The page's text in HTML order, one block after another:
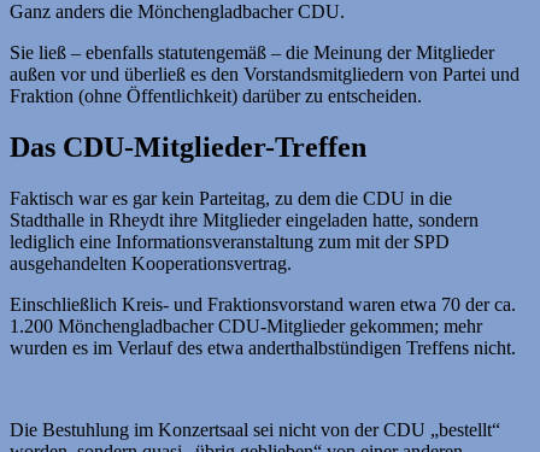
Ganz anders die Mönchengladbacher CDU.
Sie ließ – ebenfalls statutengemäß – die Meinung der Mitglieder
außen vor und überließ es den Vorstandsmitgliedern von Partei und
Fraktion (ohne Öffentlichkeit) darüber zu entscheiden.
Das CDU-Mitglieder-Treffen
Faktisch war es gar kein Parteitag, zu dem die CDU in die
Stadthalle in Rheydt ihre Mitglieder eingeladen hatte, sondern
lediglich eine Informationsveranstaltung zum mit der SPD
ausgehandelten Kooperationsvertrag.
Einschließlich Kreis- und Fraktionsvorstand waren etwa 70 der ca.
1.200 Mönchengladbacher CDU-Mitglieder gekommen; mehr
wurden es im Verlauf des etwa anderthalbstündigen Treffens nicht.
Die Bestuhlung im Konzertsaal sei nicht von der CDU „bestellt“